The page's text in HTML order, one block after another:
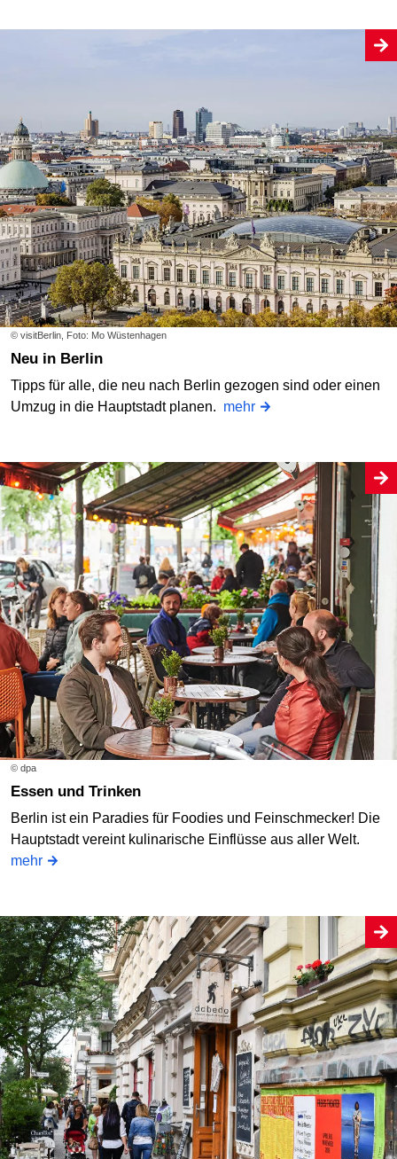
© visitBerlin, Foto: Mo Wüstenhagen
Neu in Berlin
Tipps für alle, die neu nach Berlin gezogen sind oder einen
Umzug in die Hauptstadt planen. mehr
© dpa
Essen und Trinken
Berlin ist ein Paradies für Foodies und Feinschmecker! Die
Hauptstadt vereint kulinarische Einflüsse aus aller Welt.
mehr